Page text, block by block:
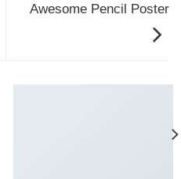
Awesome Pencil Poster